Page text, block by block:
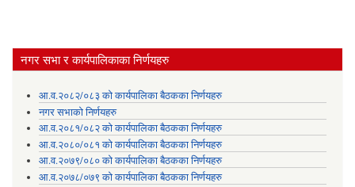
नगर सभा र कार्यपालिकाका निर्णयहरु
आ.व.२०८२/०८३ को कार्यपालिका बैठकका निर्णयहरु
नगर सभाको निर्णयहरु
आ.व.२०८१/०८२ को कार्यपालिका बैठकका निर्णयहरु
आ.व.२०८०/०८१ को कार्यपालिका बैठकका निर्णयहरु
आ.व.२०७९/०८० को कार्यपालिका बैठकका निर्णयहरु
आ.व.२०७८/०७९ को कार्यपालिका बैठकका निर्णयहरु